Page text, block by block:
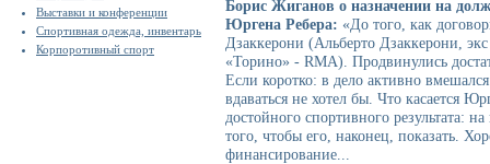
Выставки и конференции
Спортивная одежда, инвентарь
Корпоротивный спорт
Борис Жиганов о назначении на
Юргена Ребера: «До того, как
Дзаккерони (Альберто Дзаккерони,
«Торино» - RMA). Продвинулись
Если коротко: в дело активно
вдаваться не хотел бы. Что касается
достойного спортивного результата:
того, чтобы его, наконец, показать.
финансирование...